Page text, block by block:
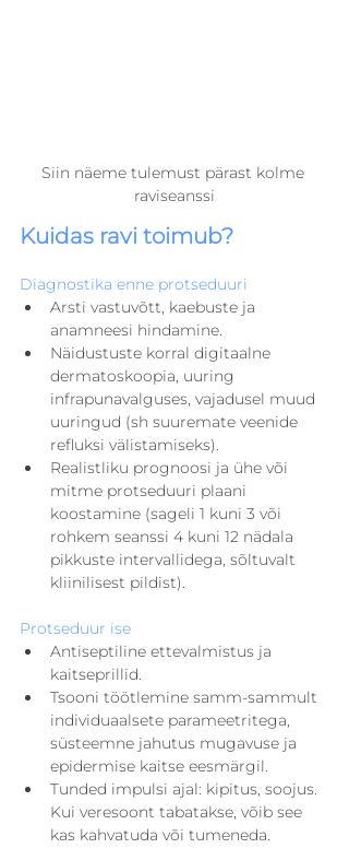
Siin näeme tulemust pärast kolme
raviseanssi
Kuidas ravi toimub?
Diagnostika enne protseduuri
Arsti vastuvõtt, kaebuste ja
anamneesi hindamine.
Näidustuste korral digitaalne
dermatoskoopia, uuring
infrapunavalguses, vajadusel muud
uuringud (sh suuremate veenide
refluksi välistamiseks).
Realistliku prognoosi ja ühe või
mitme protseduuri plaani
koostamine (sageli 1 kuni 3 või
rohkem seanssi 4 kuni 12 nädala
pikkuste intervallidega, sõltuvalt
kliinilisest pildist).
Protseduur ise
Antiseptiline ettevalmistus ja
kaitseprillid.
Tsooni töötlemine samm-sammult
individuaalsete parameetritega,
süsteemne jahutus mugavuse ja
epidermise kaitse eesmärgil.
Tunded impulsi ajal: kipitus, soojus.
Kui veresoont tabatakse, võib see
kas kahvatuda või tumeneda.